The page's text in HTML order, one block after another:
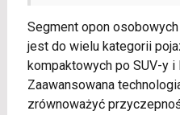
Segment opon
jest do wielu kategorii
kompaktowych po SUV-y
Zaawansowana
zrównoważyć